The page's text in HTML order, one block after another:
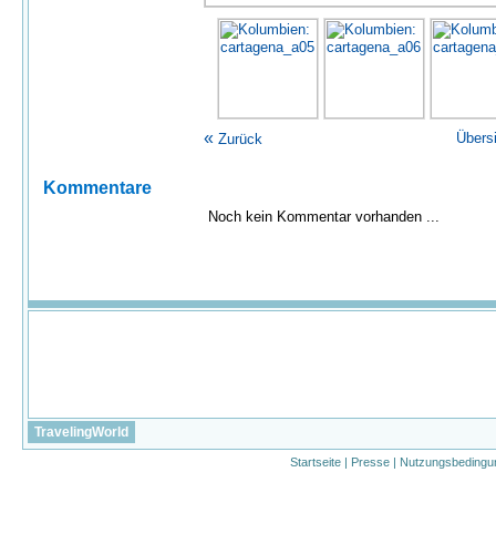
« Zurück
Kommentare
Noch kein Kommentar vorhanden ...
TravelingWorld
Startseite | Presse |